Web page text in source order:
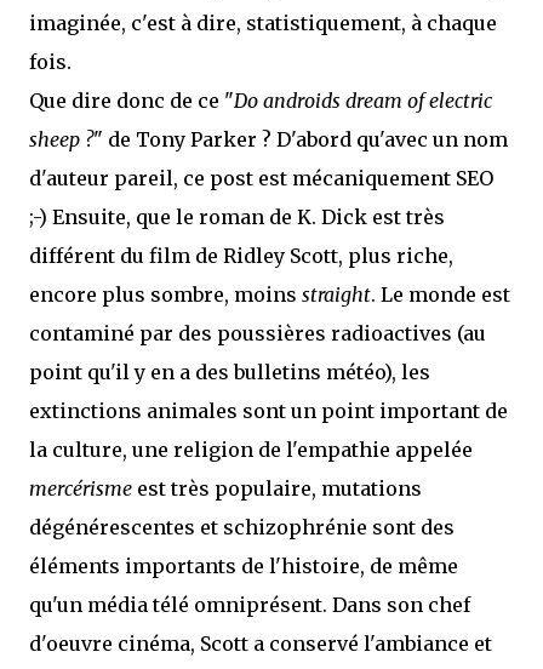
imaginée, c'est à dire, statistiquement, à chaque
fois.
Que dire donc de ce "Do androids dream of electric
sheep ?" de Tony Parker ? D'abord qu'avec un nom
d'auteur pareil, ce post est mécaniquement SEO
;-) Ensuite, que le roman de K. Dick est très
différent du film de Ridley Scott, plus riche,
encore plus sombre, moins straight. Le monde est
contaminé par des poussières radioactives (au
point qu'il y en a des bulletins météo), les
extinctions animales sont un point important de
la culture, une religion de l'empathie appelée
mercérisme est très populaire, mutations
dégénérescentes et schizophrénie sont des
éléments importants de l'histoire, de même
qu'un média télé omniprésent. Dans son chef
d'oeuvre cinéma, Scott a conservé l'ambiance et